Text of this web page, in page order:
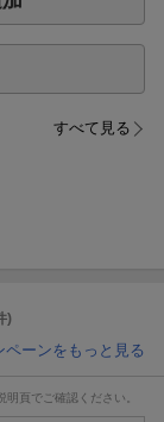
すべて見る
)
ペーンをもっと見る
頁でご確認ください。